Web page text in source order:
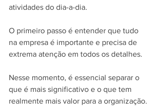
atividades do dia-a-dia.
O primeiro passo é entender que tudo
na empresa é importante e precisa de
extrema atenção em todos os detalhes.
Nesse momento, é essencial separar o
que é mais significativo e o que tem
realmente mais valor para a organização.